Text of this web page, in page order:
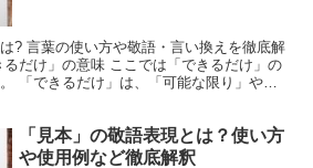
? 言葉の使い方や敬語・言い換えを徹底解
だけ」の意味 ここでは「できるだけ」の
「できるだけ」は、「可能な限り」や
「見本」の敬語表現とは？使い方
や使用例など徹底解釈